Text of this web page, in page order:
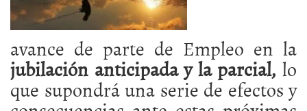
avance de parte de Empleo en la
jubilación anticipada y la parcial, lo
que supondrá una serie de efectos y